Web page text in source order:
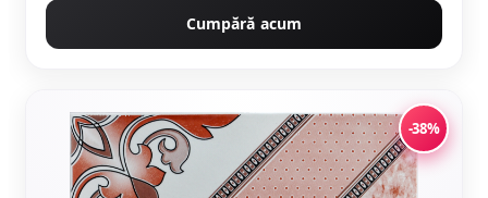
Cumpără acum
-38%